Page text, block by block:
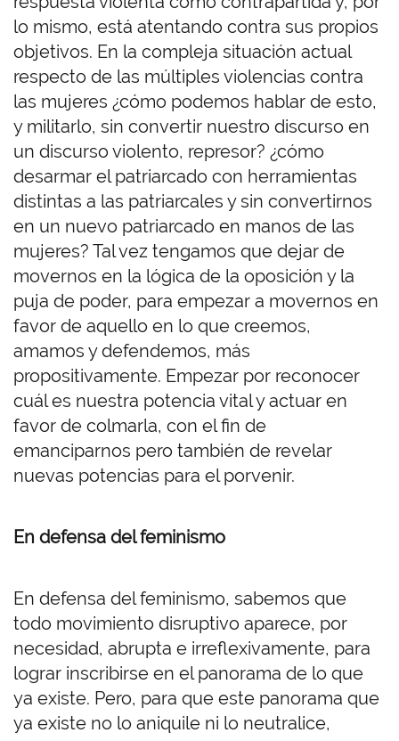
lo mismo, está atentando contra sus propios
objetivos. En la compleja situación actual
respecto de las múltiples violencias contra
las mujeres ¿cómo podemos hablar de esto,
y militarlo, sin convertir nuestro discurso en
un discurso violento, represor? ¿cómo
desarmar el patriarcado con herramientas
distintas a las patriarcales y sin convertirnos
en un nuevo patriarcado en manos de las
mujeres? Tal vez tengamos que dejar de
movernos en la lógica de la oposición y la
puja de poder, para empezar a movernos en
favor de aquello en lo que creemos,
amamos y defendemos, más
propositivamente. Empezar por reconocer
cuál es nuestra potencia vital y actuar en
favor de colmarla, con el fin de
emanciparnos pero también de revelar
nuevas potencias para el porvenir.
En defensa del feminismo
En defensa del feminismo, sabemos que
todo movimiento disruptivo aparece, por
necesidad, abrupta e irreflexivamente, para
lograr inscribirse en el panorama de lo que
ya existe. Pero, para que este panorama que
ya existe no lo aniquile ni lo neutralice,